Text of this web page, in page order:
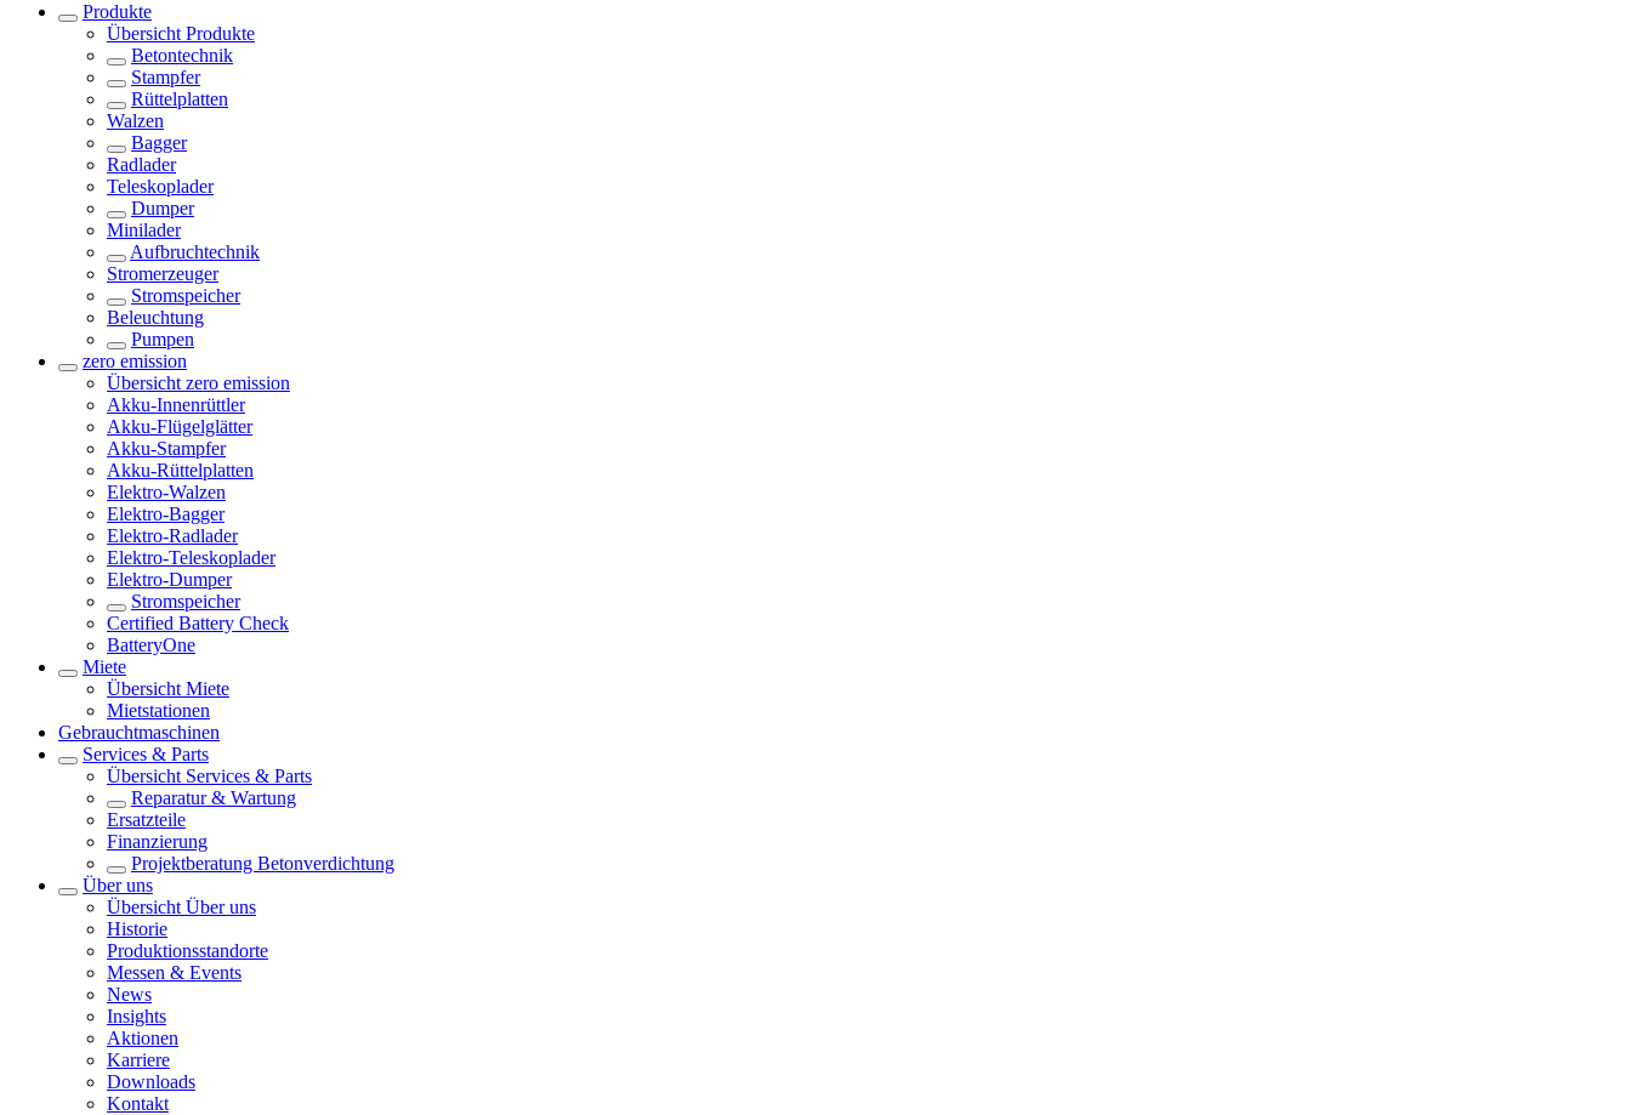
Produkte
Übersicht Produkte
Betontechnik
Stampfer
Rüttelplatten
Walzen
Bagger
Radlader
Teleskoplader
Dumper
Minilader
Aufbruchtechnik
Stromerzeuger
Stromspeicher
Beleuchtung
Pumpen
zero emission
Übersicht zero emission
Akku-Innenrüttler
Akku-Flügelglätter
Akku-Stampfer
Akku-Rüttelplatten
Elektro-Walzen
Elektro-Bagger
Elektro-Radlader
Elektro-Teleskoplader
Elektro-Dumper
Stromspeicher
Certified Battery Check
BatteryOne
Miete
Übersicht Miete
Mietstationen
Gebrauchtmaschinen
Services & Parts
Übersicht Services & Parts
Reparatur & Wartung
Ersatzteile
Finanzierung
Projektberatung Betonverdichtung
Über uns
Übersicht Über uns
Historie
Produktionsstandorte
Messen & Events
News
Insights
Aktionen
Karriere
Downloads
Kontakt